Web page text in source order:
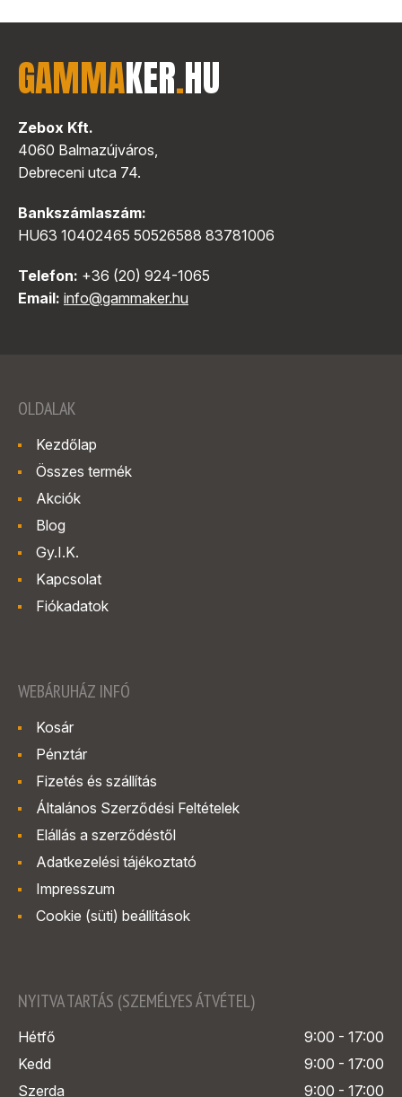
GAMMAKER.HU
Zebox Kft.
4060 Balmazújváros,
Debreceni utca 74.
Bankszámlaszám:
HU63 10402465 50526588 83781006
Telefon: +36 (20) 924-1065
Email: info@gammaker.hu
OLDALAK
Kezdőlap
Összes termék
Akciók
Blog
Gy.I.K.
Kapcsolat
Fiókadatok
WEBÁRUHÁZ INFÓ
Kosár
Pénztár
Fizetés és szállítás
Általános Szerződési Feltételek
Elállás a szerződéstől
Adatkezelési tájékoztató
Impresszum
Cookie (süti) beállítások
NYITVA TARTÁS (SZEMÉLYES ÁTVÉTEL)
Hétfő
9:00 - 17:00
Kedd
9:00 - 17:00
Szerda
9:00 - 17:00